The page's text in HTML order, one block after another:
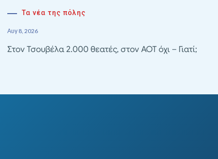
Τα νέα της πόλης
Αυγ 8, 2026
Στον Τσουβέλα 2.000 θεατές, στον ΑΟΤ όχι – Γιατί;